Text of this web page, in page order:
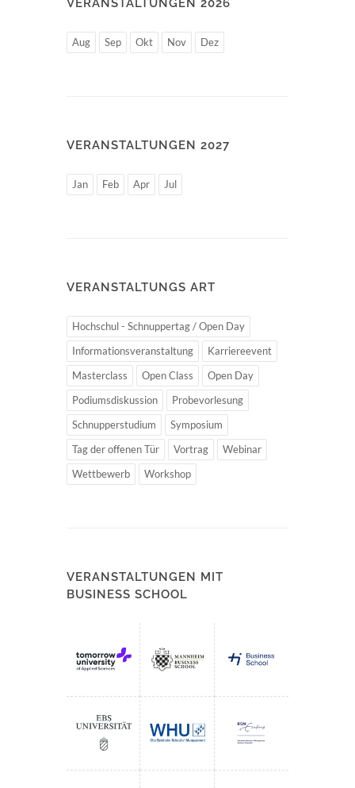
Aug Sep Okt Nov Dez
VERANSTALTUNGEN 2027
Jan Feb Apr Jul
VERANSTALTUNGS ART
Hochschul - Schnuppertag / Open Day
Informationsveranstaltung
Karriereevent
Masterclass
Open Class
Open Day
Podiumsdiskussion
Probevorlesung
Schnupperstudium
Symposium
Tag der offenen Tür
Vortrag
Webinar
Wettbewerb
Workshop
VERANSTALTUNGEN MIT
BUSINESS SCHOOL